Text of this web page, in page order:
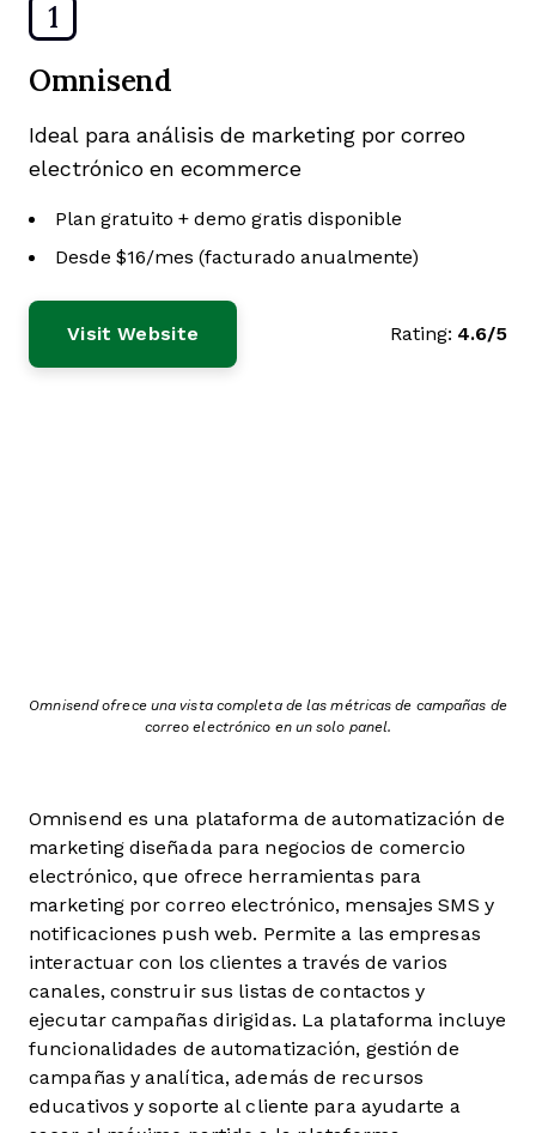
1
Omnisend
Ideal para análisis de marketing por correo
electrónico en ecommerce
Plan gratuito + demo gratis disponible
Desde $16/mes (facturado anualmente)
Visit Website Rating: 4.6/5
Omnisend ofrece una vista completa de las métricas de campañas de
correo electrónico en un solo panel.
Omnisend es una plataforma de automatización de
marketing diseñada para negocios de comercio
electrónico, que ofrece herramientas para
marketing por correo electrónico, mensajes SMS y
notificaciones push web. Permite a las empresas
interactuar con los clientes a través de varios
canales, construir sus listas de contactos y
ejecutar campañas dirigidas. La plataforma incluye
funcionalidades de automatización, gestión de
campañas y analítica, además de recursos
educativos y soporte al cliente para ayudarte a